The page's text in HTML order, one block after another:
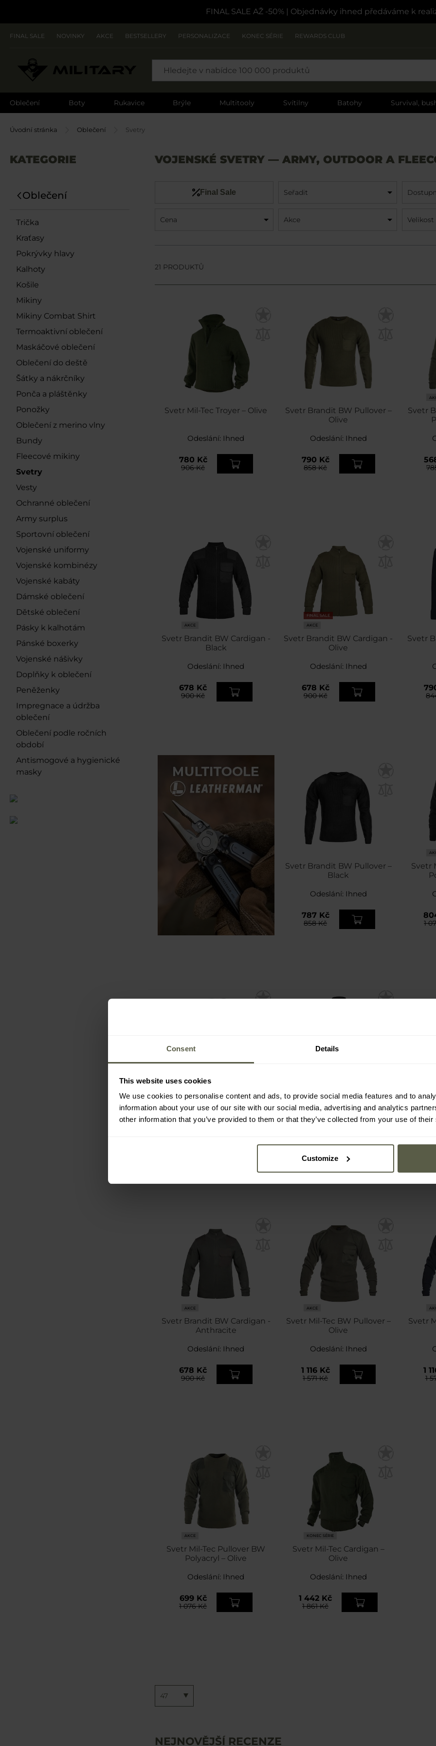
Consent Details
This website uses cookies
We use cookies to personalise content and ads, to provide social media features and to
information about your use of our site with our social media, advertising and analytics
other information that you’ve provided to them or that they’ve collected from your use of
Customize
FINAL SALE AŽ -50%| Objednávky ihned předáváme k
FINAL SALE NOVINKY AKCE BESTSELLERY PERSONALIZACE KONEC SÉRIE REWARDS CLUB
Oblečení Boty Rukavice Brýle Multitooly Svítilny Batohy Survival,
Úvodní stránka Oblečení Svetry
VOJENSKÉ SVETRY — ARMY, OUTDOOR A
KATEGORIE
Oblečení
Trička
Kraťasy
Pokrývky hlavy
Kalhoty
Košile
Mikiny
Mikiny Combat Shirt
Termoaktivní oblečení
Maskáčové oblečení
Oblečení do deště
Šátky a nákrčníky
Ponča a pláštěnky
Ponožky
Oblečení z merino vlny
Bundy
Fleecové mikiny
Svetry
Vesty
Ochranné oblečení
Army surplus
Sportovní oblečení
Vojenské uniformy
Vojenské kombinézy
Vojenské kabáty
Dámské oblečení
Dětské oblečení
Pásky k kalhotám
Pánské boxerky
Vojenské nášivky
Doplňky k oblečení
Peněženky
Impregnace a údržba
oblečení
Oblečení podle ročních
období
Antismogové a hygienické
masky
Final Sale Seřadit
Cena Akce Velikost
21 PRODUKTŮ
Svetr Mil-Tec Troyer – Olive
Odeslání: Ihned
780 Kč
906 Kč
Svetr Brandit BW Pullover –
Olive
Odeslání: Ihned
790 Kč
858 Kč
Svetr
AKCE
Svetr Brandit BW Cardigan -
Black
Odeslání: Ihned
678 Kč
900 Kč
FINAL SALE
AKCE
Svetr Brandit BW Cardigan -
Olive
Odeslání: Ihned
678 Kč
900 Kč
Svetr
Svetr Brandit BW Pullover –
Black
Odeslání: Ihned
787 Kč
858 Kč
Svetr
1
AKCE
Svetr Mil-Tec Pullover BW
Polyacryl – Dark Blue
Odeslání:Ihned
Svetr Brandit Marine Troyer
Pullover – Black
Odeslání:Ihned
565 Kč
Svetr
AKCE
Svetr Brandit BW Cardigan -
Anthracite
Odeslání: Ihned
678 Kč
900 Kč
AKCE
Svetr Mil-Tec BW Pullover –
Olive
Odeslání: Ihned
1 116 Kč
1 571 Kč
Svetr
1
1
AKCE
Svetr Mil-Tec Pullover BW
Polyacryl – Olive
Odeslání: Ihned
699 Kč
1 076 Kč
KONEC SÉRIE
Svetr Mil-Tec Cardigan –
Olive
Odeslání: Ihned
1 442 Kč
1 861 Kč
47
NEJNOVĚJŠÍ RECENZE